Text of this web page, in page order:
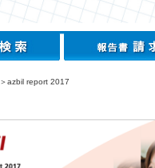
＞azbil report 2017